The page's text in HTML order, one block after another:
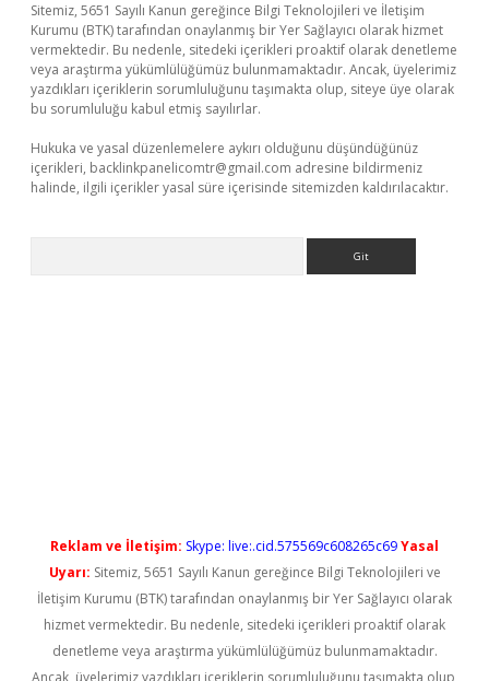
Sitemiz, 5651 Sayılı Kanun gereğince Bilgi Teknolojileri ve İletişim
Kurumu (BTK) tarafından onaylanmış bir Yer Sağlayıcı olarak hizmet
vermektedir. Bu nedenle, sitedeki içerikleri proaktif olarak denetleme
veya araştırma yükümlülüğümüz bulunmamaktadır. Ancak, üyelerimiz
yazdıkları içeriklerin sorumluluğunu taşımakta olup, siteye üye olarak
bu sorumluluğu kabul etmiş sayılırlar.
Hukuka ve yasal düzenlemelere aykırı olduğunu düşündüğünüz
içerikleri, backlinkpanelicomtr@gmail.com adresine bildirmeniz
halinde, ilgili içerikler yasal süre içerisinde sitemizden kaldırılacaktır.
Reklam ve İletişim: Skype: live:.cid.575569c608265c69Yasal
Uyarı: Sitemiz, 5651 Sayılı Kanun gereğince Bilgi Teknolojileri ve
İletişim Kurumu (BTK) tarafından onaylanmış bir Yer Sağlayıcı olarak
hizmet vermektedir. Bu nedenle, sitedeki içerikleri proaktif olarak
denetleme veya araştırma yükümlülüğümüz bulunmamaktadır.
Ancak, üyelerimiz yazdıkları içeriklerin sorumluluğunu taşımakta olup,